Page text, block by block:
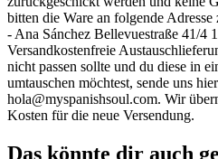
bitten die Ware an folgende
- Ana Sánchez Bellevuestraße 41/4
Versandkostenfreie
nicht passen sollte und du diese in
umtauschen möchtest, sende uns
hola@myspanishsoul.com. Wir
Kosten für die neue Versendung.
Das könnte dir auch